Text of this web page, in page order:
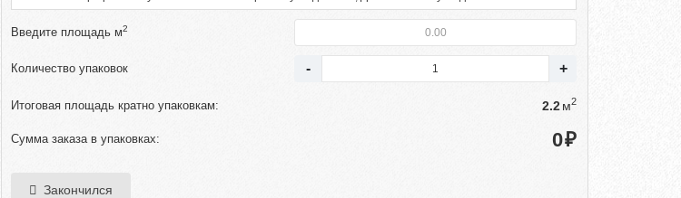
Введите площадь м2
Количество упаковок
Итоговая площадь кратно упаковкам: м2
Сумма заказа в упаковках: ₽
Закончился